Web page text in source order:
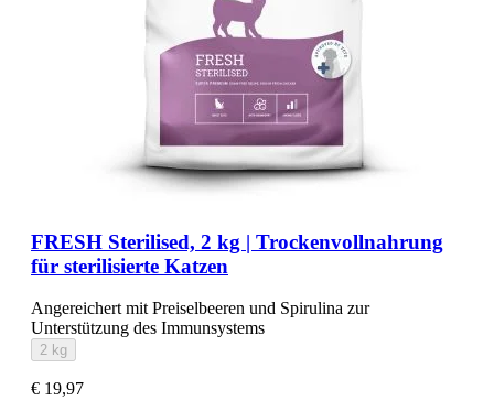
FRESH Sterilised, 2 kg | Trockenvollnahrung
für sterilisierte Katzen
Angereichert mit Preiselbeeren und Spirulina zur
Unterstützung des Immunsystems
2 kg
€ 19,97